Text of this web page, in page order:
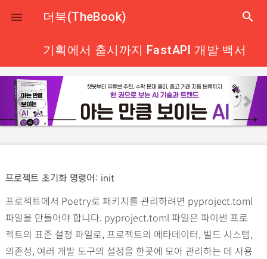
close
 더북(TheBook) search
기획에서 출시까지 FastAPI 개발 백서
p
r
e
u
s
e
x
프로젝트 초기화 명령어: init
프로젝트에서 Poetry로 패키지를 관리하려면 pyproject.toml
파일을 만들어야 합니다. pyproject.toml 파일은 파이썬 프로
젝트의 표준 설정 파일로, 프로젝트의 메타데이터, 빌드 시스템,
의존성, 여러 개발 도구의 설정을 한곳에 모아 관리하는 데 사용